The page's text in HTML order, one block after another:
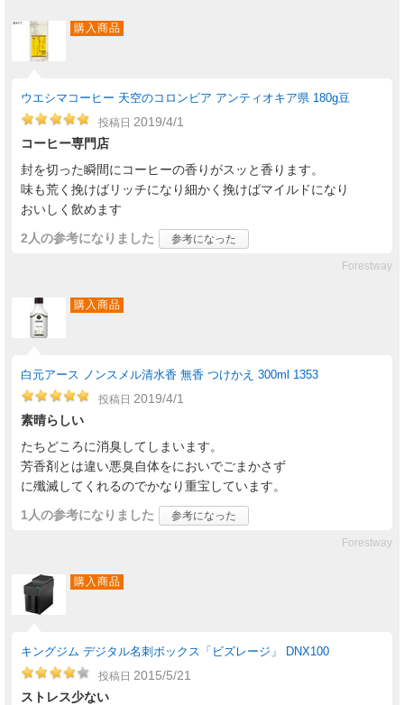
購入商品
ウエシマコーヒー 天空のコロンビア アンティオキア県 180g豆
投稿日 2019/4/1
コーヒー専門店
封を切った瞬間にコーヒーの香りがスッと香ります。
味も荒く挽けばリッチになり細かく挽けばマイルドになり
おいしく飲めます
2人の参考になりました 参考になった
Forestway
購入商品
白元アース ノンスメル清水香 無香 つけかえ 300ml 1353
投稿日 2019/4/1
素晴らしい
たちどころに消臭してしまいます。
芳香剤とは違い悪臭自体をにおいでごまかさず
に殲滅してくれるのでかなり重宝しています。
1人の参考になりました 参考になった
Forestway
購入商品
キングジム デジタル名刺ボックス「ビズレージ」 DNX100
投稿日 2015/5/21
ストレス少ない